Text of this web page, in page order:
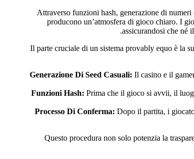
Attraverso funzioni hash, generazione di
producono un’atmosfera di gioco chiaro. I
assicurandosi che né
Il parte cruciale di un sistema provably equo è la
Generazione Di Seed Casuali: Il casino e il
Funzioni Hash: Prima che il gioco si avvii, il
Processo Di Conferma: Dopo il partita, i
Questo procedura non solo potenzia la